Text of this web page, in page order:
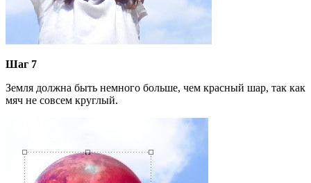
Шаг 7
Земля должна быть немного больше, чем красный шар, так как
мяч не совсем круглый.